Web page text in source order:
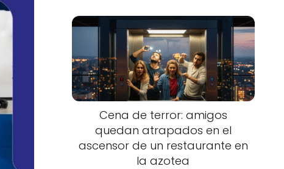
Cena de terror: amigos
quedan atrapados en el
ascensor de un restaurante en
la azotea